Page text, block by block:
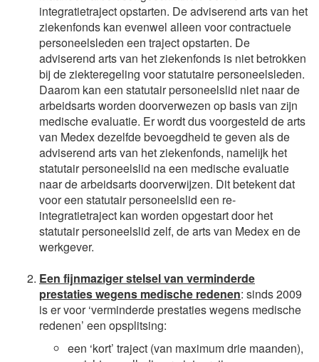
integratietraject opstarten. De adviserend arts van het
ziekenfonds kan evenwel alleen voor contractuele
personeelsleden een traject opstarten. De
adviserend arts van het ziekenfonds is niet betrokken
bij de ziekteregeling voor statutaire personeelsleden.
Daarom kan een statutair personeelslid niet naar de
arbeidsarts worden doorverwezen op basis van zijn
medische evaluatie. Er wordt dus voorgesteld de arts
van Medex dezelfde bevoegdheid te geven als de
adviserend arts van het ziekenfonds, namelijk het
statutair personeelslid na een medische evaluatie
naar de arbeidsarts doorverwijzen. Dit betekent dat
voor een statutair personeelslid een re-
integratietraject kan worden opgestart door het
statutair personeelslid zelf, de arts van Medex en de
werkgever.
Een fijnmaziger stelsel van verminderde
prestaties wegens medische redenen: sinds 2009
is er voor ‘verminderde prestaties wegens medische
redenen’ een opsplitsing:
een ‘kort’ traject (van maximum drie maanden),